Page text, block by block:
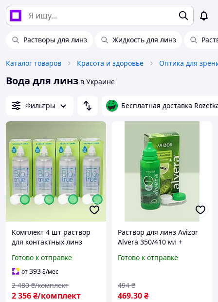
Растворы для линз Жидкость для линз
Каталог товаров Красота и здоровье Оптика для
Вода для линз в Украине
Фильтры Бесплатная доставка
Комплект 4 шт раствор
для контактных линз
360 мл с контейнером
жидкость вода для линз
уход дезинфекция
Готово к отправке
от393₴/мес
2 356₴/комплект
2 480 ₴/комплект
Раствор для линз Avizor
Alvera 350/410 мл +
жидкость вода для линз с
многофункциональный
раствор
Готово к отправке
469.30₴
494 ₴